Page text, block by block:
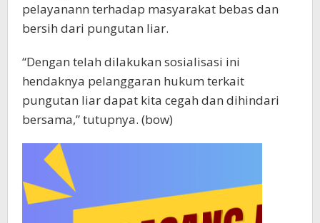
pelayanann terhadap masyarakat bebas dan
bersih dari pungutan liar.
“Dengan telah dilakukan sosialisasi ini
hendaknya pelanggaran hukum terkait
pungutan liar dapat kita cegah dan dihindari
bersama,” tutupnya. (bow)